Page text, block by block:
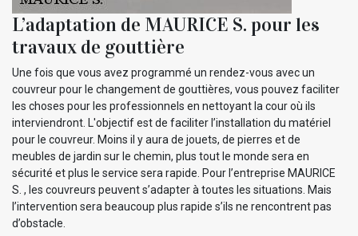
L’adaptation de MAURICE S. pour les
travaux de gouttière
Une fois que vous avez programmé un rendez-vous avec un
couvreur pour le changement de gouttières, vous pouvez faciliter
les choses pour les professionnels en nettoyant la cour où ils
interviendront. L'objectif est de faciliter l’installation du matériel
pour le couvreur. Moins il y aura de jouets, de pierres et de
meubles de jardin sur le chemin, plus tout le monde sera en
sécurité et plus le service sera rapide. Pour l’entreprise MAURICE
S. , les couvreurs peuvent s’adapter à toutes les situations. Mais
l’intervention sera beaucoup plus rapide s’ils ne rencontrent pas
d’obstacle.